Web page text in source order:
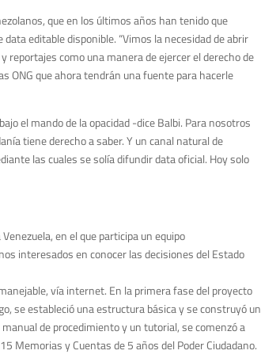
que en los últimos años han tenido que
editable disponible. “Vimos la necesidad de abrir
como una manera de ejercer el derecho de
ONG que ahora tendrán una fuente para hacerle
el mando de la opacidad -dice Balbi. Para nosotros
tiene derecho a saber. Y un canal natural de
las cuales se solía difundir data oficial. Hoy solo
en el que participa un equipo
interesados en conocer las decisiones del Estado
vía internet. En la primera fase del proyecto
se estableció una estructura básica y se construyó un
de procedimiento y un tutorial, se comenzó a
Memorias y Cuentas de 5 años del Poder Ciudadano.